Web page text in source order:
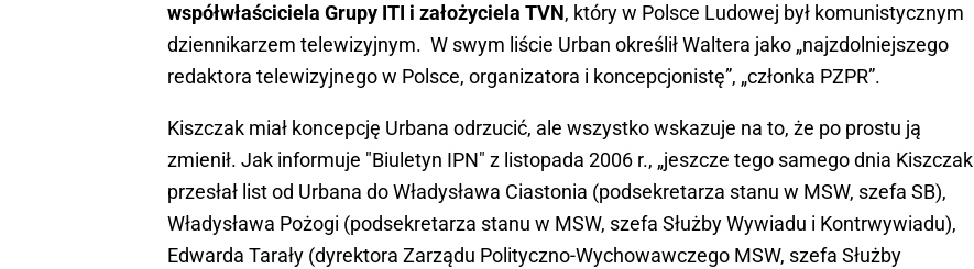
współwłaściciela Grupy ITI i założyciela TVN, który w Polsce Ludowej był komunistycznym
dziennikarzem telewizyjnym. W swym liście Urban określił Waltera jako „najzdolniejszego
redaktora telewizyjnego w Polsce, organizatora i koncepcjonistę”, „członka PZPR”.
Kiszczak miał koncepcję Urbana odrzucić, ale wszystko wskazuje na to, że po prostu ją
zmienił. Jak informuje "Biuletyn IPN" z listopada 2006 r., „jeszcze tego samego dnia Kiszczak
przesłał list od Urbana do Władysława Ciastonia (podsekretarza stanu w MSW, szefa SB),
Władysława Pożogi (podsekretarza stanu w MSW, szefa Służby Wywiadu i Kontrwywiadu),
Edwarda Tarały (dyrektora Zarządu Polityczno-Wychowawczego MSW, szefa Służby